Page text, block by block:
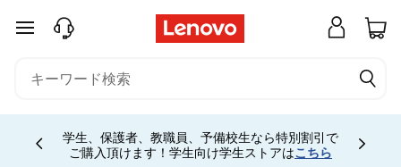
お
メインコンテンツにスキップする
学生、保護者、教職員、予備校生なら特別割引で
ご購入頂けます！学生向け学生ストアはこちら
Currently displaying item 4 of